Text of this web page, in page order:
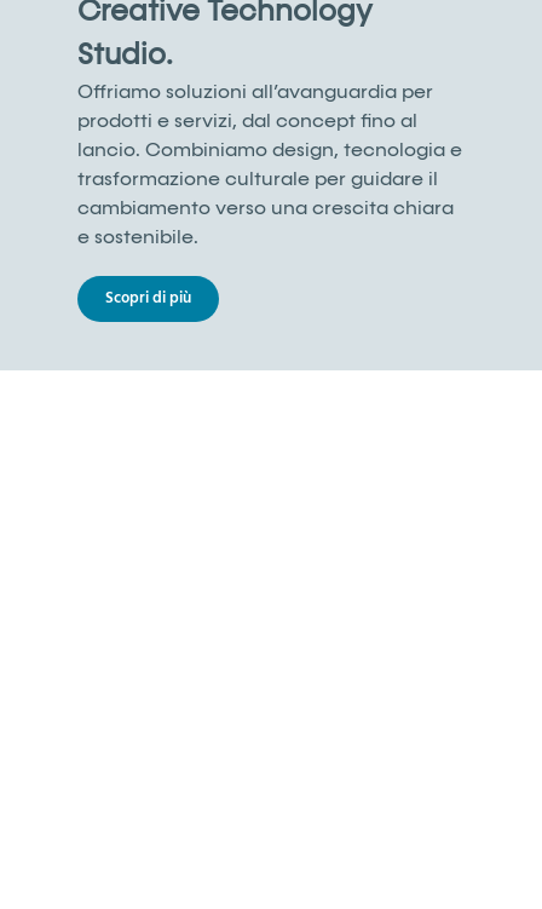
Creative Technology
Studio.
Offriamo soluzioni all’avanguardia per
prodotti e servizi, dal concept fino al
lancio. Combiniamo design, tecnologia e
trasformazione culturale per guidare il
cambiamento verso una crescita chiara
e sostenibile.
Scopri di più